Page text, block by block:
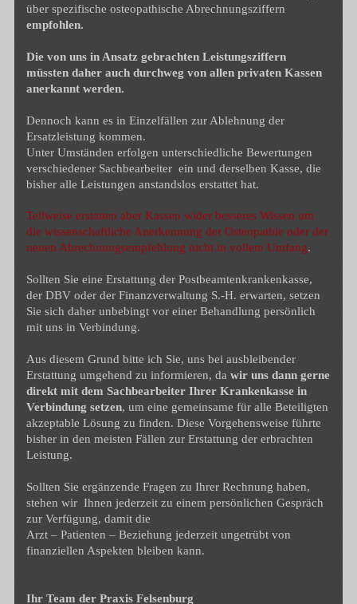
über spezifische osteopathische Abrechnungsziffern
empfohlen.
Die von uns in Ansatz gebrachten Leistungsziffern
müssten daher auch durchweg von allen privaten Kassen
anerkannt werden.
Dennoch kann es in Einzelfällen zur Ablehnung der
Ersatzleistung kommen.
Unter Umständen erfolgen unterschiedliche Bewertungen
verschiedener Sachbearbeiter ein und derselben Kasse, die
bisher alle Leistungen anstandslos erstattet hat.
Teilweise erstatten aber Kassen wider besseres Wissen um
die wissenschaftliche Anerkennung der Osteopathie oder der
neuen Abrechnungsempfehlung nicht in vollem Umfang.
Sollten Sie eine Erstattung der Postbeamtenkrankenkasse,
der DBV oder der Finanzverwaltung S.-H. erwarten, setzen
Sie sich daher unbebingt vor einer Behandlung persönlich
mit uns in Verbindung.
Aus diesem Grund bitte ich Sie, uns bei ausbleibender
Erstattung umgehend zu informieren, da wir uns dann gerne
direkt mit dem Sachbearbeiter Ihrer Krankenkasse in
Verbindung setzen, um eine gemeinsame für alle Beteiligten
akzeptable Lösung zu finden. Diese Vorgehensweise führte
bisher in den meisten Fällen zur Erstattung der erbrachten
Leistung.
Sollten Sie ergänzende Fragen zu Ihrer Rechnung haben,
stehen wir Ihnen jederzeit zu einem persönlichen Gespräch
zur Verfügung, damit die
Arzt – Patienten – Beziehung jederzeit ungetrübt von
finanziellen Aspekten bleiben kann.
Ihr Team der Praxis Felsenburg